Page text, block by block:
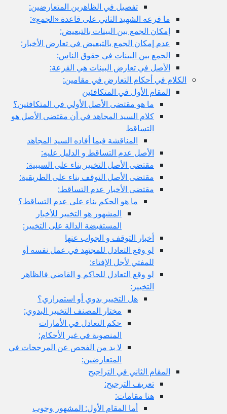
تفصيل في الظاهرين المتعارضين:
ما فرعه الشهيد الثاني على قاعدة «الجمع»:
إمكان الجمع بين البينات بالتبعيض:
عدم إمكان الجمع بالتبعيض في تعارض الأخبار:
الجمع بين البينات في حقوق الناس:
الأصل في تعارض البينات هي القرعة:
الكلام في أحكام التعارض في مقامين:
المقام الأول في المتكافئين
ما هو مقتضى الأصل الأولي في المتكافئين؟
كلام السيد المجاهد في أن مقتضى الأصل هو
التساقط
المناقشة فيما أفاده السيد المجاهد
الأصل عدم التساقط و الدليل عليه:
مقتضى الأصل التخيير بناء على السببية:
مقتضى الأصل التوقف بناء على الطريقية:
مقتضى الأخبار عدم التساقط:
ما هو الحكم بناء على عدم التساقط؟
المشهور هو التخيير للأخبار
المستفيضة الدالة على التخيير:
أخبار التوقف و الجواب عنها
لو وقع التعادل للمجتهد في عمل نفسه أو
للمفتي لأجل الإفتاء:
لو وقع التعادل للحاكم و القاضي فالظاهر
التخيير:
هل التخيير بدوي أو استمراري؟
مختار المصنف التخيير البدوي:
حكم التعادل في الأمارات
المنصوبة في غير الأحكام:
لا بد من الفحص عن المرجحات في
المتعارضين:
المقام الثاني في التراجيح
تعريف الترجيح:
هنا مقامات:
أما المقام الأول: المشهور وجوب